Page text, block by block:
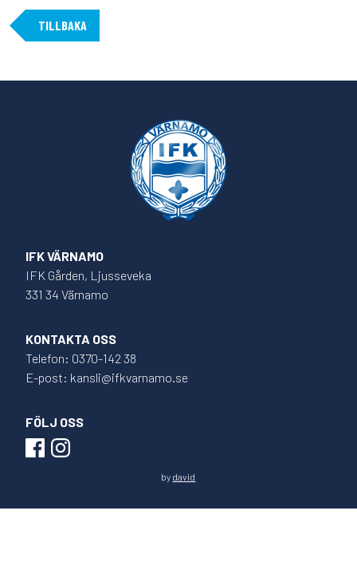
TILLBAKA
IFK VÄRNAMO
IFK Gården, Ljusseveka
331 34 Värnamo
KONTAKTA OSS
Telefon: 0370-142 38
E-post: kansli@ifkvarnamo.se
FÖLJ OSS
by david